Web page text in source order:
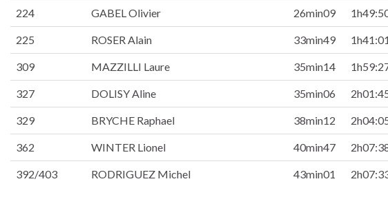
224 GABEL Olivier 26min09
225 ROSER Alain 33min49 1h41:01
309 MAZZILLI Laure 35min14
327 DOLISY Aline 35min06
329 BRYCHE Raphael 38min12
362 WINTER Lionel 40min47
392/403 RODRIGUEZ Michel 43min01